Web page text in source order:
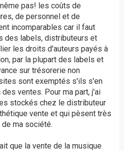
pas! les coûts de
de personnel et de
incomparables car il faut
des labels, distributeurs et
les droits d'auteurs payés à
par la plupart des labels et
sur trésorerie non
sont exemptés s'ils s'en
ventes. Pour ma part, j'ai
stockés chez le distributeur
vente et qui pèsent très
ma société.
que la vente de la musique